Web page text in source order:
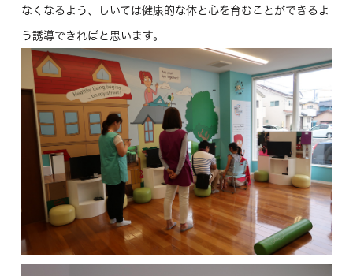
なくなるよう、しいては健康的な体と心を育むことができるよ
う誘導できればと思います。